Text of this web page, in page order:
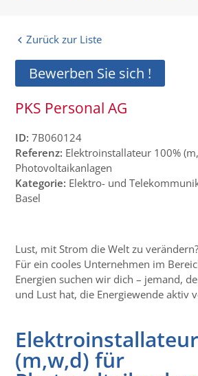
Zurück zur Liste
Bewerben Sie sich !
PKS Personal AG
ID: 7B060124
Referenz: Elektroinstallateur 100%
Photovoltaikanlagen
Kategorie: Elektro- und
Basel
Lust, mit Strom die Welt zu
Für ein cooles Unternehmen im
Energien suchen wir dich – jemand,
und Lust hat, die Energiewende aktiv
(m,w,d) für